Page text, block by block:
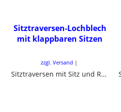
Sitztraversen-Lochblech
mit klappbaren Sitzen
zzgl. Versand
Sitztraversen mit Sitz und Rücken aus Lochblech. Traversenbänke mit klappbaren Sitzen